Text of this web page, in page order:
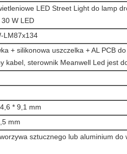
LED Street Light do lamp
W LED
LM87x134
+ silikonowa uszczelka + AL PCB
kabel, sterownik Meanwell Led jest
* 9,1 mm
mm
sztucznego lub aluminium do